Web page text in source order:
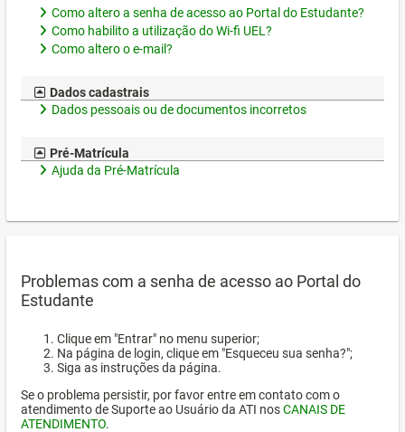
Como altero a senha de acesso ao Portal do Estudante?
Como habilito a utilização do Wi-fi UEL?
Como altero o e-mail?
Dados cadastrais
Dados pessoais ou de documentos incorretos
Pré-Matrícula
Ajuda da Pré-Matrícula
Problemas com a senha de acesso ao Portal do
Estudante
Clique em "Entrar" no menu superior;
Na página de login, clique em "Esqueceu sua senha?";
Siga as instruções da página.
Se o problema persistir, por favor entre em contato com o
atendimento de Suporte ao Usuário da ATI nosCANAIS DE
ATENDIMENTO.